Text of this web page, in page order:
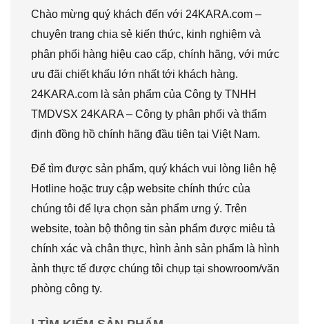
Chào mừng quý khách đến với 24KARA.com –
chuyên trang chia sẻ kiến thức, kinh nghiệm và
phân phối hàng hiệu cao cấp, chính hãng, với mức
ưu đãi chiết khấu lớn nhất tới khách hàng.
24KARA.com là sản phẩm của Công ty TNHH
TMDVSX 24KARA – Công ty phân phối và thẩm
định đồng hồ chính hãng đầu tiên tại Việt Nam.
Để tìm được sản phẩm, quý khách vui lòng liên hệ
Hotline hoặc truy cập website chính thức của
chúng tôi để lựa chọn sản phẩm ưng ý. Trên
website, toàn bộ thông tin sản phẩm được miêu tả
chính xác và chân thực, hình ảnh sản phẩm là hình
ảnh thực tế được chúng tôi chụp tại showroom/văn
phòng công ty.